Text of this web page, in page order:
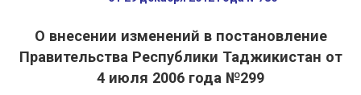
О внесении изменений в постановление
Правительства Республики Таджикистан от
4 июля 2006 года №299